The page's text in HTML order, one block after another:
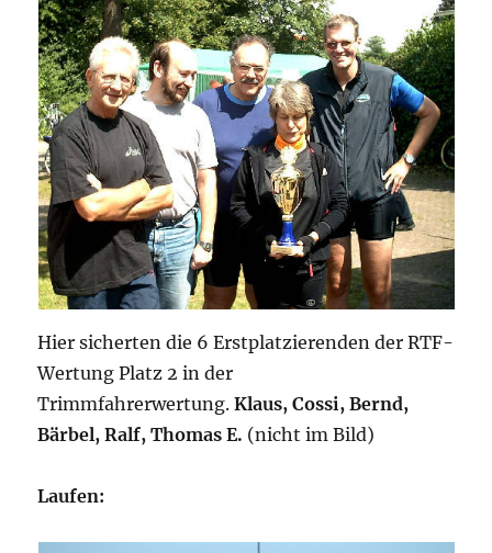
Hier sicherten die 6 Erstplatzierenden der RTF-
Wertung Platz 2 in der
Trimmfahrerwertung.Klaus, Cossi, Bernd,
Bärbel, Ralf, Thomas E. (nicht im Bild)
Laufen: